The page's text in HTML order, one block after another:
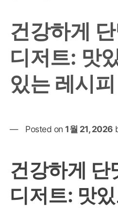
건강하게
디저트: 맛
있는 레시피
Posted on 1월 21, 2026
건강하게 단
디저트: 맛